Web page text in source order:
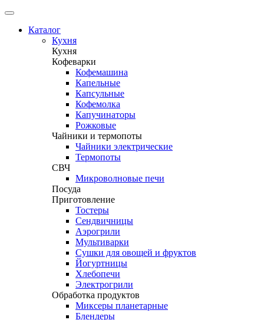
Каталог
Кухня
Кухня
Кофеварки
Кофемашина
Капельные
Капсульные
Кофемолка
Капучинаторы
Рожковые
Чайники и термопоты
Чайники электрические
Термопоты
СВЧ
Микроволновые печи
Посуда
Приготовление
Тостеры
Сендвичницы
Аэрогрили
Мультиварки
Сушки для овощей и фруктов
Йогуртницы
Хлебопечи
Электрогрили
Обработка продуктов
Миксеры планетарные
Блендеры